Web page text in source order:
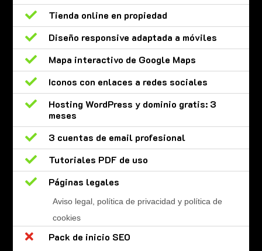

Tienda online en propiedad

Diseño responsive adaptada a móviles

Mapa interactivo de Google Maps

Iconos con enlaces a redes sociales

Hosting WordPress y dominio gratis: 3
meses

3 cuentas de email profesional

Tutoriales PDF de uso

Páginas legales
Aviso legal, política de privacidad y política de
cookies
 Pack de inicio SEO